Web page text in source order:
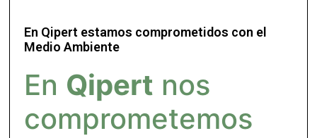
En Qipert estamos comprometidos con el
Medio Ambiente
En Qipert nos
comprometemos